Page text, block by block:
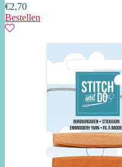
€2,70
Bestellen